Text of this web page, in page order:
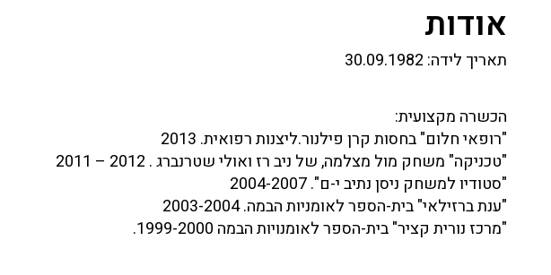
אודות
תאריך לידה:
הכשרה מקצועית:
"רופאי חלום" בחסות קרן פילנור.ליצנות רפואית. 2013
"טכניקה" משחק מול מצלמה, של ניב רז ואולי שטרנברג . 2012 – 2011
"סטודיו למשחק ניסן נתיב י-ם". 2004-2007
"ענת ברזילאי" בית-הספר לאומניות הבמה. 2003-2004
"מרכז נורית קציר" בית-הספר לאומנויות הבמה 1999-2000.